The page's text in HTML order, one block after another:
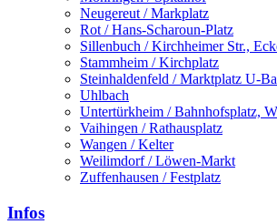
Neugereut / Markplatz
Rot / Hans-Scharoun-Platz
Sillenbuch / Kirchheimer Str.,
Stammheim / Kirchplatz
Steinhaldenfeld / Marktplatz U-
Uhlbach
Untertürkheim / Bahnhofsplatz,
Vaihingen / Rathausplatz
Wangen / Kelter
Weilimdorf / Löwen-Markt
Zuffenhausen / Festplatz
Infos